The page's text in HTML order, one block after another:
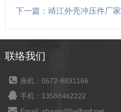
下一篇：靖江外壳冲压件厂家
联络我们
座机：0572-8831166
手机：13588462222